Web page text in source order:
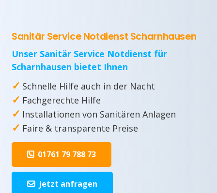
Sanitär Service Notdienst Scharnhausen
Unser Sanitär Service Notdienst für
Scharnhausen bietet Ihnen
✓ Schnelle Hilfe auch in der Nacht
✓ Fachgerechte Hilfe
✓ Installationen von Sanitären Anlagen
✓ Faire & transparente Preise
01761 79 788 73
jetzt anfragen